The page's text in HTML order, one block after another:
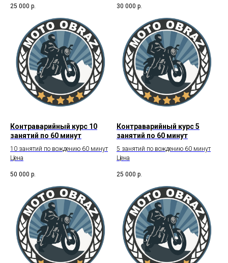
25 000 р. 30 000 р.
Контраварийный курс 10
занятий по 60 минут
10 занятий по вождению 60 минут
Цена
50 000 р.
Контраварийный курс 5
занятий по 60 минут
5 занятий по вождению 60 минут
Цена
25 000 р.